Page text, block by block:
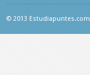
© 2013 Estudiapuntes.com